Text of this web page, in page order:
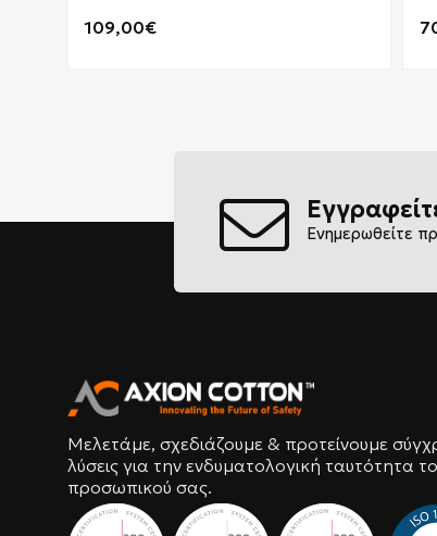
109,00€
Ενημερωθείτε
Μελετάμε, σχεδιάζουμε & προτείνουμε
λύσεις για την ενδυματολογική ταυτότητα
προσωπικού σας.